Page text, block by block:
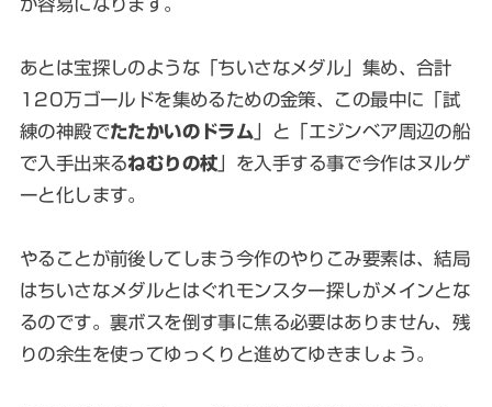
が容易になります。
あとは宝探しのような「ちいさなメダル」集め、合計
120万ゴールドを集めるための金策、この最中に「試
練の神殿でたたかいのドラム 」と「エジンベア周辺の船
で入手出来るねむりの杖 」を入手する事で今作はヌルゲ
ーと化します。
やることが前後してしまう今作のやりこみ要素は、結局
はちいさなメダルとはぐれモンスター探しがメインとな
るのです。裏ボスを倒す事に焦る必要はありません、残
りの余生を使ってゆっくりと進めてゆきましょう。